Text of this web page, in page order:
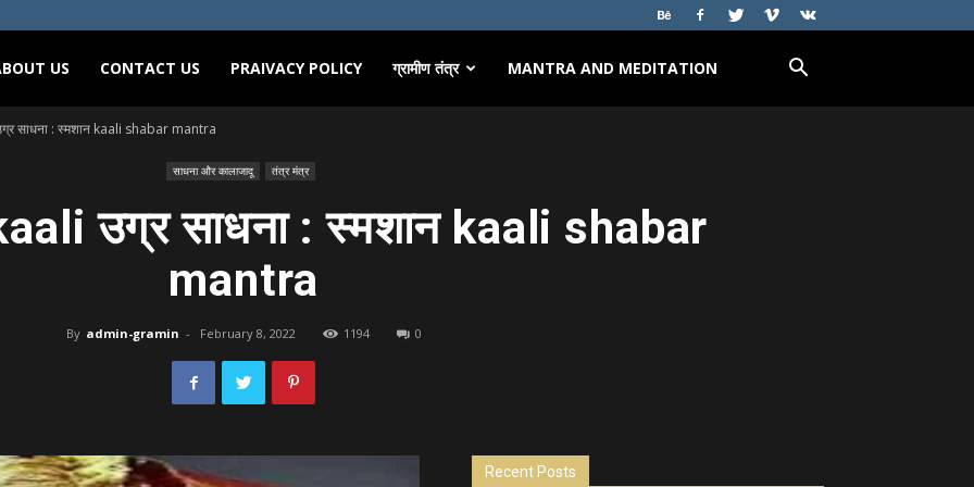
US CONTACT US PRAIVACY POLICY ग्रामीण तंत्र MANTRA AND MEDITATION
साधना : स्मशान kaali shabar mantra
साधना और कालाजादू तंत्र मंत्र
उग्र साधना : स्मशान kaali shabar
mantra
By admin-gramin - February 8, 2022 1194 0
Recent Posts